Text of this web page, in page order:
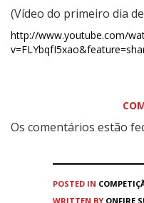
(Vídeo do primeiro dia
http://www.youtube.com/
Os comentários estão
POSTED IN
WRITTEN BY ONFIRE